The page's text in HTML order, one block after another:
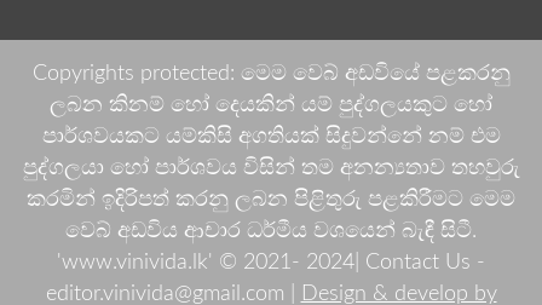
Copyrights protected: මෙම වෙබ් අඩවියේ පළකරනු
ලබන කිනම් හෝ දෙයකින් යම් පුද්ගලයකුට හෝ
පාර්ශවයකට යම්කිසි අගතියක් සිදුවන්නේ නම් එම
පුද්ගලයා හෝ පාර්ශවය විසින් තම අනන්‍යතාව තහවුරු
කරමින් ඉදිරිපත් කරනු ලබන පිළිතුරු පළකිරීමට මෙම
වෙබ් අඩවිය ආචාර ධර්මීය වශයෙන් බැඳී සිටී.
'www.vinivida.lk' © 2021- 2024| Contact Us -
editor.vinivida@gmail.com |
Design & develop by